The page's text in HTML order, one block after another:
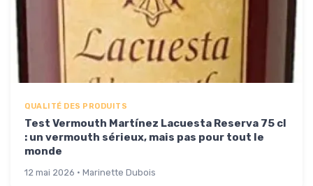
QUALITÉ DES PRODUITS
Test Vermouth Martínez Lacuesta Reserva 75 cl
: un vermouth sérieux, mais pas pour tout le
monde
12 mai 2026 · Marinette Dubois